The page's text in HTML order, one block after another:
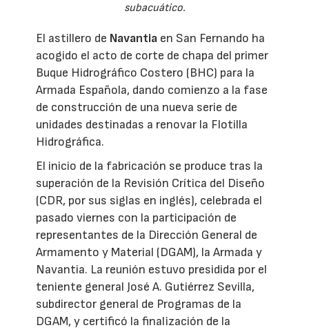
subacuático.
El astillero de Navantia en San Fernando ha
acogido el acto de corte de chapa del primer
Buque Hidrográfico Costero (BHC) para la
Armada Española, dando comienzo a la fase
de construcción de una nueva serie de
unidades destinadas a renovar la Flotilla
Hidrográfica.
El inicio de la fabricación se produce tras la
superación de la Revisión Crítica del Diseño
(CDR, por sus siglas en inglés), celebrada el
pasado viernes con la participación de
representantes de la Dirección General de
Armamento y Material (DGAM), la Armada y
Navantia. La reunión estuvo presidida por el
teniente general José A. Gutiérrez Sevilla,
subdirector general de Programas de la
DGAM, y certificó la finalización de la